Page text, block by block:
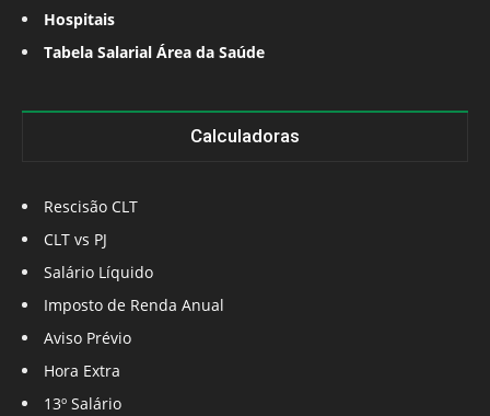
Hospitais
Tabela Salarial Área da Saúde
Calculadoras
Rescisão CLT
CLT vs PJ
Salário Líquido
Imposto de Renda Anual
Aviso Prévio
Hora Extra
13º Salário